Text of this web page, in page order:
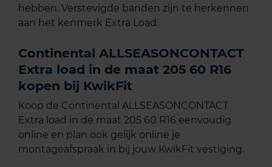
hebben. Verstevigde banden zijn te herkennen
aan het kenmerk Extra Load.
Continental ALLSEASONCONTACT
Extra load in de maat 205 60 R16
kopen bij KwikFit
Koop de Continental ALLSEASONCONTACT
Extra load in de maat 205 60 R16 eenvoudig
online en plan ook gelijk online je
montageafspraak in bij jouw KwikFit vestiging.